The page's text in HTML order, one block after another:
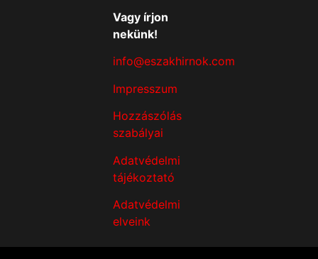
Vagy írjon
nekünk!
info@eszakhirnok.com
Impresszum
Hozzászólás
szabályai
Adatvédelmi
tájékoztató
Adatvédelmi
elveink